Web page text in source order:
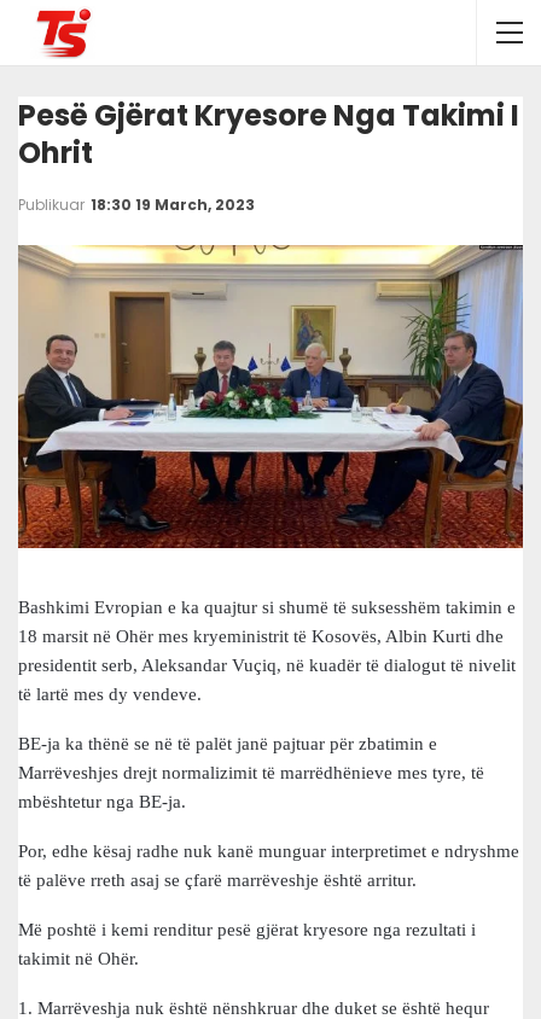
Pesë Gjërat Kryesore Nga Takimi I
Ohrit
Publikuar 18:30 19 March, 2023
Bashkimi Evropian e ka quajtur si shumë të suksesshëm takimin e
18 marsit në Ohër mes kryeministrit të Kosovës, Albin Kurti dhe
presidentit serb, Aleksandar Vuçiq, në kuadër të dialogut të nivelit
të lartë mes dy vendeve.
BE-ja ka thënë se në të palët janë pajtuar për zbatimin e
Marrëveshjes drejt normalizimit të marrëdhënieve mes tyre, të
mbështetur nga BE-ja.
Por, edhe kësaj radhe nuk kanë munguar interpretimet e ndryshme
të palëve rreth asaj se çfarë marrëveshje është arritur.
Më poshtë i kemi renditur pesë gjërat kryesore nga rezultati i
takimit në Ohër.
1. Marrëveshja nuk është nënshkruar dhe duket se është hequr